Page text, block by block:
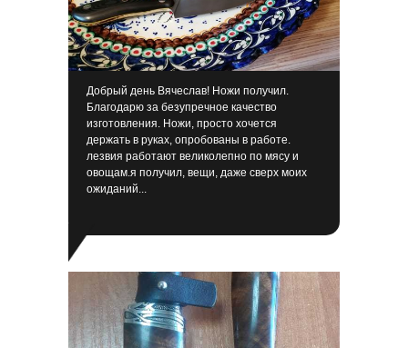
Добрый день Вячеслав! Ножи получил.
Благодарю за безупречное качество
изготовления. Ножи, просто хочется
держать в руках, опробованы в работе.
лезвия работают великолепно по мясу и
овощам.я получил, вещи, даже сверх моих
ожиданий...